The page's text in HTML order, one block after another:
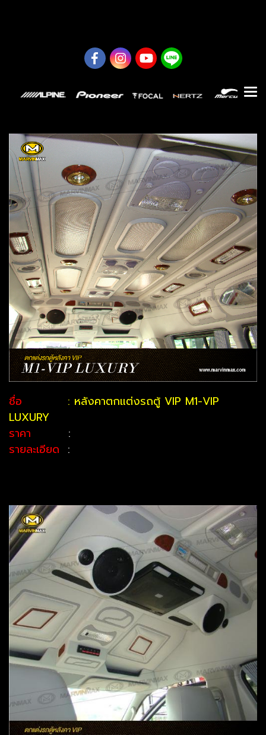
ชื่อ
: หลังคาตกแต่งรถตู้ VIP M1-VIP
LUXURY
ราคา
:
รายละเอียด :